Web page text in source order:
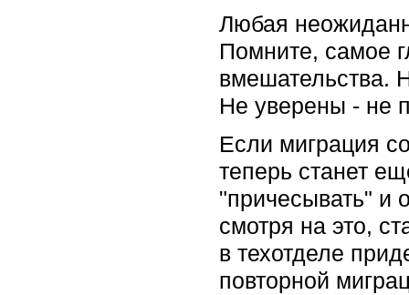
Любая
Помните, самое
вмешательства.
Не уверены - не
Если миграция
теперь станет
"причесывать" и
смотря на это,
в техотделе
повторной